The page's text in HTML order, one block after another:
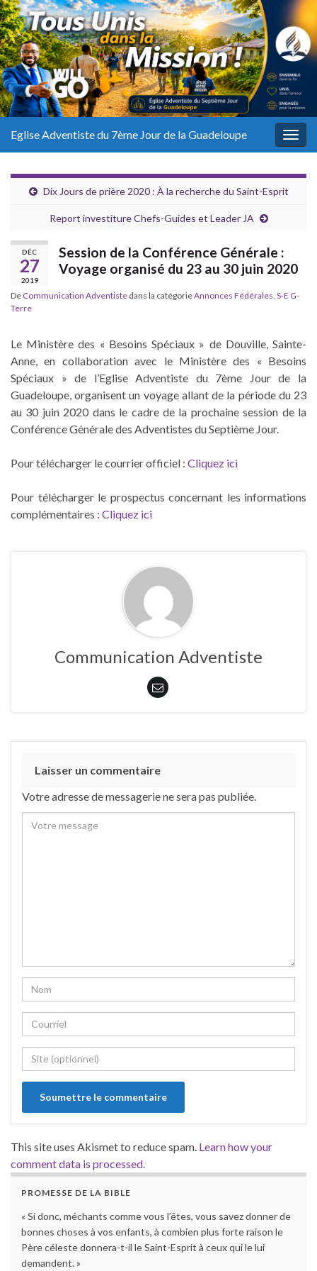
Eglise Adventiste du 7ème Jour de la Guadeloupe
Dix Jours de prière 2020 : À la recherche du Saint-Esprit
Report investiture Chefs-Guides et Leader JA
DÉC
27
2019
Session de la Conférence Générale :
Voyage organisé du 23 au 30 juin 2020
De Communication Adventiste dans la catégorieAnnonces Fédérales S-E G-
Terre
Le Ministère des « Besoins Spéciaux » de Douville, Sainte-
Anne, en collaboration avec le Ministère des « Besoins
Spéciaux » de l’Eglise Adventiste du 7ème Jour de la
Guadeloupe, organisent un voyage allant de la période du 23
au 30 juin 2020 dans le cadre de la prochaine session de la
Conférence Générale des Adventistes du Septième Jour.
Pour télécharger le courrier officiel : Cliquez ici
Pour télécharger le prospectus concernant les informations
complémentaires : Cliquez ici
Communication Adventiste
Laisser un commentaire
Votre adresse de messagerie ne sera pas publiée.
This site uses Akismet to reduce spam. Learn how your
comment data is processed.
PROMESSE DE LA BIBLE
« Si donc, méchants comme vous l’êtes, vous savez donner de
bonnes choses à vos enfants, à combien plus forte raison le
Père céleste donnera-t-il le Saint-Esprit à ceux qui le lui
demandent. »